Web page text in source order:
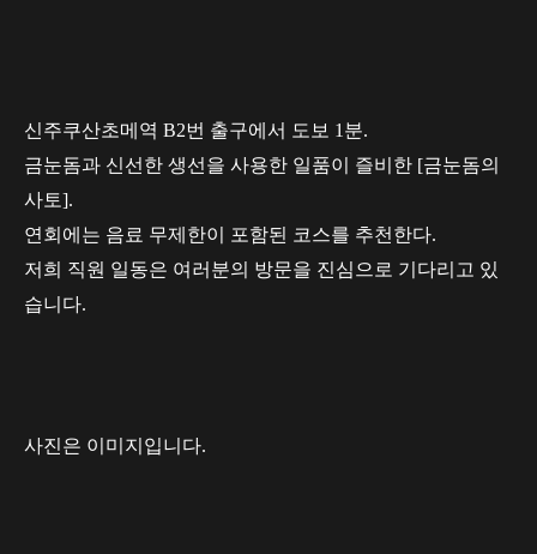
신주쿠산초메역 B2번 출구에서 도보 1분.
금눈돔과 신선한 생선을 사용한 일품이 즐비한 [금눈돔의
사토].
연회에는 음료 무제한이 포함된 코스를 추천한다.
저희 직원 일동은 여러분의 방문을 진심으로 기다리고 있
습니다.
사진은 이미지입니다.